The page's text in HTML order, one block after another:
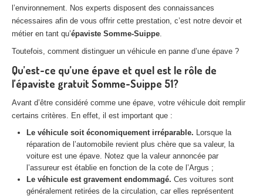
Centre agréé VHU 77 : casse auto avec destruction
Centre agréé VHU 78 : casse auto avec destruction
Centreagréé VHU 92 : casse auto avec destruction
Centreagréé VHU 93 : casse auto avec destruction
Centreagréé VHU 94 : casse auto avec destruction
Centreagréé VHU 95 : casse auto avec destruction
DOCUMENTSÀ JOINDRE
l’environnement. Nos experts disposent des connaissances
nécessaires afin de vous offrir cette prestation, c’est notre devoir et
métier en tant qu’épaviste Somme-Suippe.
Toutefois, comment distinguer un véhicule en panne d’une épave ?
Qu’est-ce qu’une épave et quel est le rôle de
l’épaviste gratuit Somme-Suippe 51?
Avant d’être considéré comme une épave, votre véhicule doit remplir
certains critères. En effet, il est important que :
Le véhicule soit économiquement irréparable. Lorsque la
réparation de l’automobile revient plus chère que sa valeur, la
voiture est une épave. Notez que la valeur annoncée par
l’assureur est établie en fonction de la cote de l’Argus ;
Le véhicule est gravement endommagé. Ces voitures sont
généralement retirées de la circulation, car elles représentent